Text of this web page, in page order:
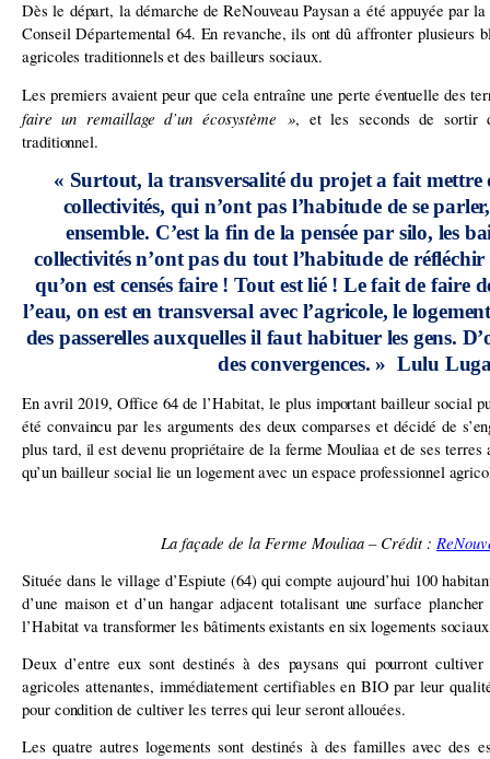
Dès le départ, la démarche de ReNouveau Paysan a été appuyée par
Conseil Départemental 64. En revanche, ils ont dû affronter plusieurs
agricoles traditionnels et des bailleurs sociaux.
Les premiers avaient peur que cela entraîne une perte éventuelle des
faire un remaillage d’un écosystème », et les seconds de sortir
traditionnel.
« Surtout, la transversalité du projet a fait mettre
collectivités, qui n’ont pas l’habitude de se
ensemble. C’est la fin de la pensée par silo, les
collectivités n’ont pas du tout l’habitude de réfléchir
qu’on est censés faire ! Tout est lié ! Le fait de faire
l’eau, on est en transversal avec l’agricole, le
des passerelles auxquelles il faut habituer les gens.
des convergences. » Lulu
En avril 2019, Office 64 de l’Habitat, le plus important bailleur social
été convaincu par les arguments des deux comparses et décidé de
plus tard, il est devenu propriétaire de la ferme Mouliaa et de ses terres
qu’un bailleur social lie un logement avec un espace professionnel
La façade de la Ferme Mouliaa – Crédit :
Située dans le village d’Espiute (64) qui compte aujourd’hui 100
d’une maison et d’un hangar adjacent totalisant une surface
l’Habitat va transformer les bâtiments existants en six logements
Deux d’entre eux sont destinés à des paysans qui pourront
agricoles attenantes, immédiatement certifiables en BIO par leur
pour condition de cultiver les terres qui leur seront allouées.
Les quatre autres logements sont destinés à des familles avec des